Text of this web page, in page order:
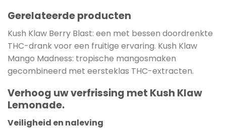
Gerelateerde producten
Kush Klaw Berry Blast: een met bessen doordrenkte
THC-drank voor een fruitige ervaring. Kush Klaw
Mango Madness: tropische mangosmaken
gecombineerd met eersteklas THC-extracten.
Verhoog uw verfrissing met Kush Klaw
Lemonade.
Veiligheid en naleving